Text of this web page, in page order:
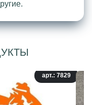
арт.: 7829